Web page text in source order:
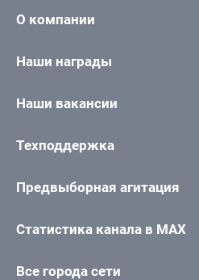
О компании
Наши награды
Наши вакансии
Техподдержка
Предвыборная агитация
Статистика канала в MAX
Все города сети